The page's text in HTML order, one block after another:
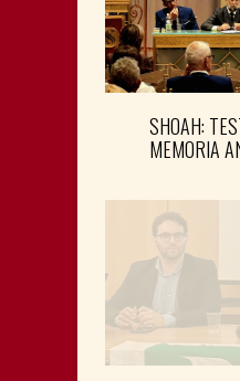
SHOAH:
MEMORIA